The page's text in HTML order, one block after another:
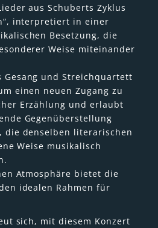
aus Schuberts Zyklus
interpretiert in einer
Besetzung, die
Weise miteinander
Gesang und Streichquartett
einen neuen Zugang zu
Erzählung und erlaubt
Gegenüberstellung
die denselben literarischen
Weise musikalisch
Atmosphäre bietet die
idealen Rahmen für
sich, mit diesem Konzert